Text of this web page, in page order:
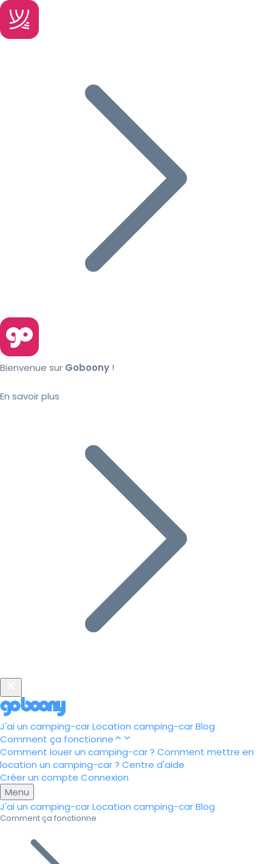
Bienvenue sur Goboony !
En savoir plus
J'ai un camping-carLocation camping-carBlog
Comment ça fonctionne
Comment louer un camping-car ? Comment mettre en
location un camping-car ? Centre d'aide
Créer un compte Connexion
Menu
J'ai un camping-carLocation camping-carBlog
Comment ça fonctionne